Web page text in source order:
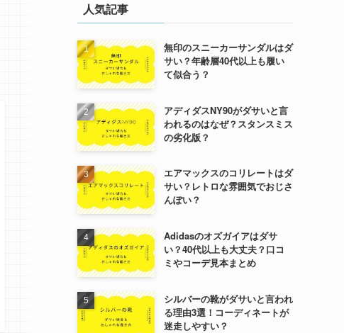
人気記事
無印のスニーカーサンダルはダ
サい？年齢層40代以上も履い
て似合う？
アディダスNY90がダサいと言
われるのはなぜ？スタンスミス
の劣化版？
エアマックスのコリレートはダ
サい？レトロな雰囲気でおじさ
んぽい？
Adidasのオズガイアはダサ
い？40代以上も大丈夫？口コ
ミやコーデ見本まとめ
シルバーの靴がダサいと言われ
る理由3選！コーディネートが
迷走しやすい？